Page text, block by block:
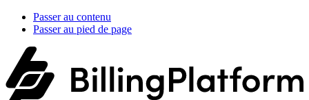
Passer au contenu
Passer au pied de page